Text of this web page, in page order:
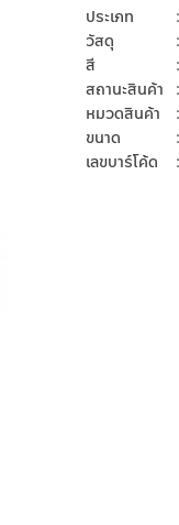
ประเภท
วัสดุ
สี
สถานะสินค้า
หมวดสินค้า
ขนาด
เลขบาร์โค้ด